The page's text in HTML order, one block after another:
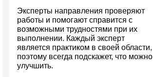
Эксперты направления проверяют
работы и помогают справится с
возможными трудностями при их
выполнении. Каждый эксперт
является практиком в своей области,
поэтому всегда подскажет, что можно
улучшить.